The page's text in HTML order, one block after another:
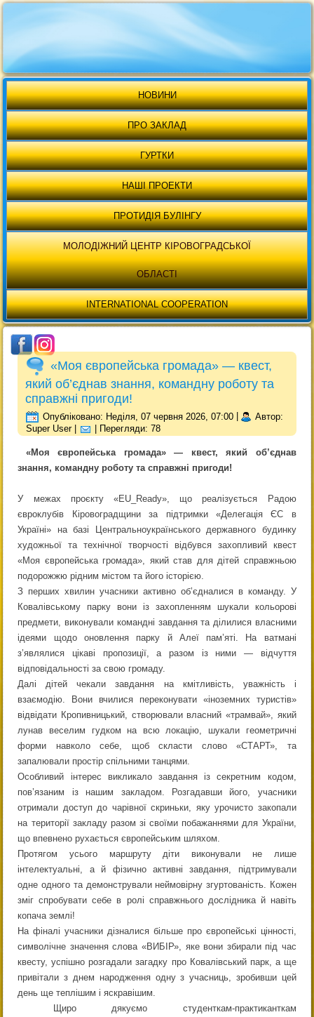
НОВИНИ
ПРО ЗАКЛАД
ГУРТКИ
НАШІ ПРОЕКТИ
ПРОТИДІЯ БУЛІНГУ
МОЛОДІЖНИЙ ЦЕНТР КІРОВОГРАДСЬКОЇ
ОБЛАСТІ
INTERNATIONAL COOPERATION
«Моя європейська громада» — квест,
який об’єднав знання, командну роботу та
справжні пригоди!
Опубліковано: Неділя, 07 червня 2026, 07:00
Автор:
Super User| | Перегляди: 78
«Моя європейська громада» — квест, який об’єднав
знання, командну роботу та справжні пригоди!
У межах проєкту «EU_Ready», що реалізується Радою
євроклубів Кіровоградщини за підтримки «Делегація ЄС в
Україні» на базі Центральноукраїнського державного будинку
художньої та технічної творчості відбувся захопливий квест
«Моя європейська громада», який став для дітей справжньою
подорожжю рідним містом та його історією.
З перших хвилин учасники активно обʼєдналися в команду. У
Ковалівському парку вони із захопленням шукали кольорові
предмети, виконували командні завдання та ділилися власними
ідеями щодо оновлення парку й Алеї пам’яті. На ватмані
з’являлися цікаві пропозиції, а разом із ними — відчуття
відповідальності за свою громаду.
Далі дітей чекали завдання на кмітливість, уважність і
взаємодію. Вони вчилися переконувати «іноземних туристів»
відвідати Кропивницький, створювали власний «трамвай», який
лунав веселим гудком на всю локацію, шукали геометричні
форми навколо себе, щоб скласти слово «СТАРТ», та
запалювали простір спільними танцями.
Особливий інтерес викликало завдання із секретним кодом,
пов’язаним із нашим закладом. Розгадавши його, учасники
отримали доступ до чарівної скриньки, яку урочисто закопали
на території закладу разом зі своїми побажаннями для України,
що впевнено рухається європейським шляхом.
Протягом усього маршруту діти виконували не лише
інтелектуальні, а й фізично активні завдання, підтримували
одне одного та демонстрували неймовірну згуртованість. Кожен
зміг спробувати себе в ролі справжнього дослідника й навіть
копача землі!
На фіналі учасники дізналися більше про європейські цінності,
символічне значення слова «ВИБІР», яке вони збирали під час
квесту, успішно розгадали загадку про Ковалівський парк, а ще
привітали з днем народження одну з учасниць, зробивши цей
день ще теплішим і яскравішим.
Щиро дякуємо студенткам-практиканткам